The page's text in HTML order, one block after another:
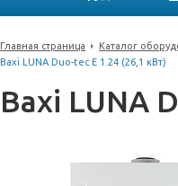
Главная страница Каталог
Baxi LUNA Duo-tec E 1.24 (26,1 кВт)
Baxi LUNA